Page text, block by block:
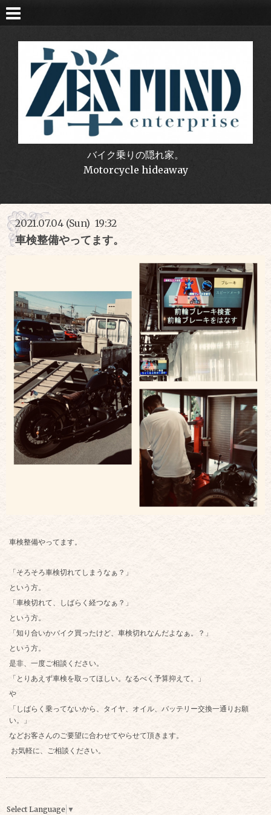
バイク乗りの隠れ家。
Motorcycle hideaway
2021.07.04 (Sun) 19:32
車検整備やってます。
車検整備やってます。
「そろそろ車検切れてしまうなぁ？」
という方。
「車検切れて、しばらく経つなぁ？」
という方。
「知り合いかバイク買ったけど、車検切れなんだよなぁ。？」
という方。
是非、一度ご相談ください。
「とりあえず車検を取ってほしい。なるべく予算抑えて。」
や
「しばらく乗ってないから、タイヤ、オイル、バッテリー交換一通りお願
い。」
などお客さんのご要望に合わせてやらせて頂きます。
お気軽に、ご相談ください。
Select Language ▼